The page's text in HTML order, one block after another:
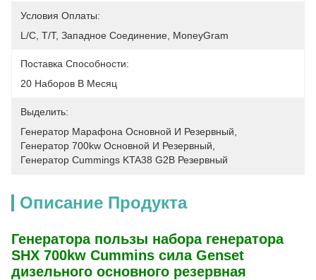
Условия Оплаты:
L/C, T/T, Западное Соединение, MoneyGram
Поставка Способности:
20 Наборов В Месяц
Выделить:
Генератор Марафона Основной И Резервный
Генератор 700kw Основной И Резервный
Генератор Cummings KTA38 G2B Резервный
Описание Продукта
Генератора пользы набора генератора
SHX 700kw Cummins сила Genset
дизельного основного резервная